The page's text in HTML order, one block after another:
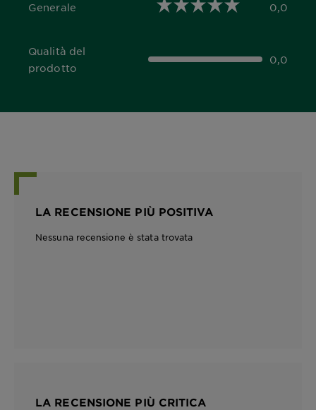
Generale
0,0 out of 5 stars 0,0
Qualità del
prodotto
0,0 out of 5 stars 0,0
LA RECENSIONE PIÙ POSITIVA
Nessuna recensione è stata trovata
LA RECENSIONE PIÙ CRITICA